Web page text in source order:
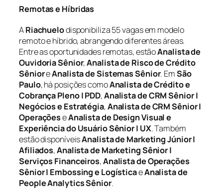
Remotas e Híbridas
ARiachuelodisponibiliza 55 vagas em modelo
remoto e híbrido, abrangendo diferentes áreas.
Entre as oportunidades remotas, estãoAnalista de
Ouvidoria Sênior,Analista de Risco de Crédito
SênioreAnalista de Sistemas Sênior. EmSão
Paulo, há posições comoAnalista de Crédito e
Cobrança Pleno | PDD,Analista de CRM Sênior |
Negócios e Estratégia,Analista de CRM Sênior |
OperaçõeseAnalista de Design Visual e
Experiência do Usuário Sênior | UX. Também
estão disponíveisAnalista de Marketing Júnior |
Afiliados,Analista de Marketing Sênior |
Serviços Financeiros,Analista de Operações
Sênior | Embossing e LogísticaeAnalista de
People Analytics Sênior.